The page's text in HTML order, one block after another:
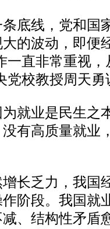
线，党和国
的波动，即便
直非常重视，
党校教授周天勇
业是民生之
有高质量就业
乏力，我国
阶段。我国就
、结构性矛盾